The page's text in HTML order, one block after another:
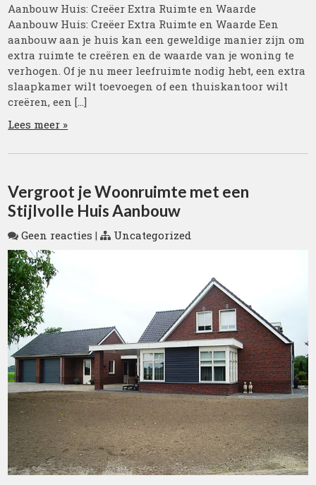
Aanbouw Huis: Creëer Extra Ruimte en Waarde
Aanbouw Huis: Creëer Extra Ruimte en Waarde Een
aanbouw aan je huis kan een geweldige manier zijn om
extra ruimte te creëren en de waarde van je woning te
verhogen. Of je nu meer leefruimte nodig hebt, een extra
slaapkamer wilt toevoegen of een thuiskantoor wilt
creëren, een […]
Lees meer »
Vergroot je Woonruimte met een
Stijlvolle Huis Aanbouw
Geen reacties | Uncategorized